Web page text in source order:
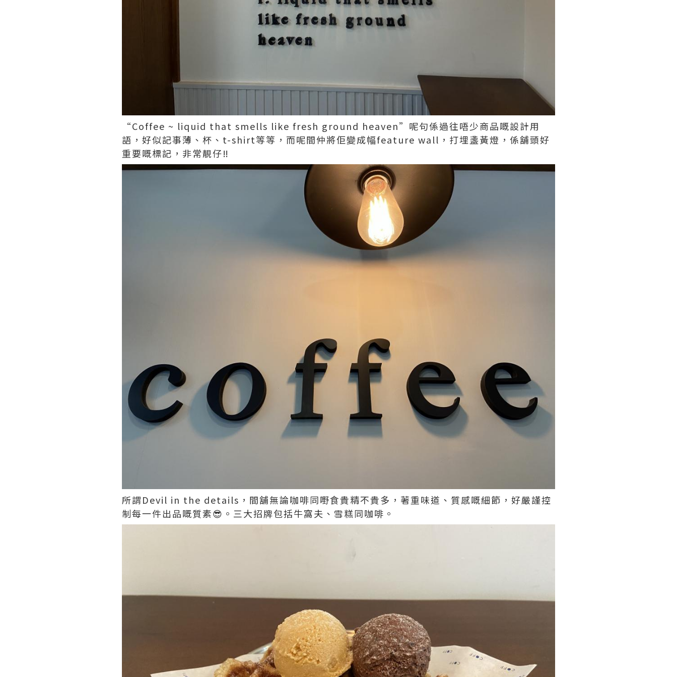
“Coffee ~ liquid that smells like fresh ground heaven”呢句係過往唔少商品嘅設計用
語，好似記事薄、杯、t-shirt等等，而呢間仲將佢變成幅feature wall，打埋盞黃燈，係舖頭好
重要嘅標記，非常靚仔‼️
所謂Devil in the details，間舖無論咖啡同嘢食貴精不貴多，著重味道、質感嘅細節，好嚴謹控
制每一件出品嘅質素😎。三大招牌包括牛窩夫、雪糕同咖啡。